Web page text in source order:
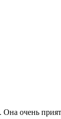
Она очень